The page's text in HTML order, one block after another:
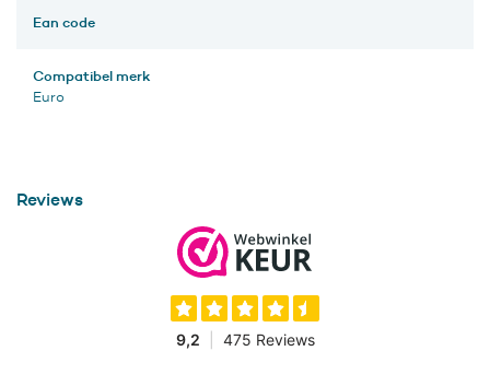
Ean code
Compatibel merk
Euro
Reviews